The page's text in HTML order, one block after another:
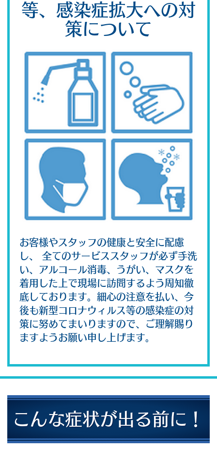
等、感染症拡大への対
策について
お客様やスタッフの健康と安全に配慮
し、 全てのサービススタッフが必ず手洗
い、アルコール消毒、うがい、マスクを
着用した上で現場に訪問するよう周知徹
底しております。細心の注意を払い、今
後も新型コロナウィルス等の感染症の対
策に努めてまいりますので、ご理解賜り
ますようお願い申し上げます。
こんな症状が出る前に！